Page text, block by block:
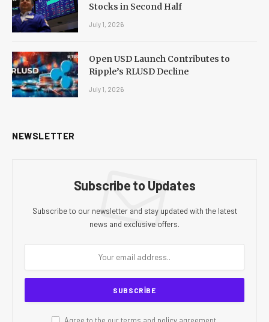
Stocks in Second Half
July 1, 2026
Open USD Launch Contributes to
Ripple’s RLUSD Decline
July 1, 2026
NEWSLETTER
Subscribe to Updates
Subscribe to our newsletter and stay updated with the latest
news and exclusive offers.
Agree to the our terms and policyagreement.